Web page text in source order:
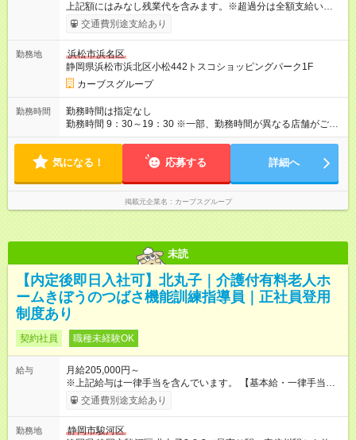
上記額にはみなし残業代を含みます。※超過分は全額支給いたし
ます。 みなし残業代 24,770円／月 みなし残業時間 16時間／月
【試用期間】試用期間あり 試用期間の長さ：3ヶ月 雇用形態、
交通費別途支給あり
勤務地
浜松市浜名区
静岡県浜松市浜北区小松442トスコショッピングパーク1F
カーブスグループ
勤務時間
勤務時間は指定なし
勤務時間 9：30～19：30 ※一部、勤務時間が異なる店舗がござ
います。 ＜営業時間＞ 平日／10：00～13：00、15：00～19：
深夜シフトはありません）
気になる！ 応募する 詳細へ
掲載元企業名 カーブスグループ
未読
【内定後即日入社可】北丸子｜介護付有料老人ホ
ームきぼうのつばさ機能訓練指導員｜正社員登用
制度あり
契約社員 職種未経験OK
給与
月給205,000円～
※上記給与は一律手当を含んでいます。 【基本給・一律手当】
基本給：185,000円～200,000円（年齢・経験考慮） 資格手当：
20,000円 【昇給】 年1回｜4月 前年度昇給実績：1,000円～
績：2ヶ月分 ※残業が発生した場合は、法定に基づき時間外手当
交通費別途支給あり
勤務地
静岡市駿河区